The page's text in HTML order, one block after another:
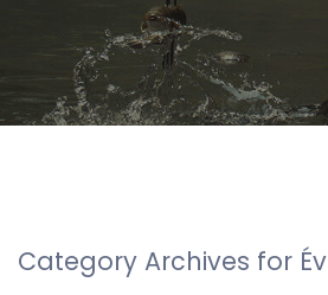
Category Archives for